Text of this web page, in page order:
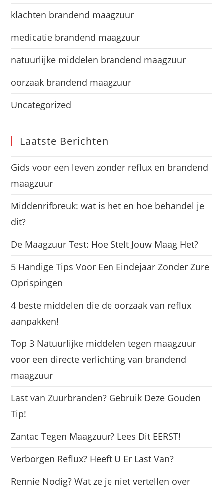
klachten brandend maagzuur
medicatie brandend maagzuur
natuurlijke middelen brandend maagzuur
oorzaak brandend maagzuur
Uncategorized
Laatste Berichten
Gids voor een leven zonder reflux en brandend
maagzuur
Middenrifbreuk: wat is het en hoe behandel je
dit?
De Maagzuur Test: Hoe Stelt Jouw Maag Het?
5 Handige Tips Voor Een Eindejaar Zonder Zure
Oprispingen
4 beste middelen die de oorzaak van reflux
aanpakken!
Top 3 Natuurlijke middelen tegen maagzuur
voor een directe verlichting van brandend
maagzuur
Last van Zuurbranden? Gebruik Deze Gouden
Tip!
Zantac Tegen Maagzuur? Lees Dit EERST!
Verborgen Reflux? Heeft U Er Last Van?
Rennie Nodig? Wat ze je niet vertellen over